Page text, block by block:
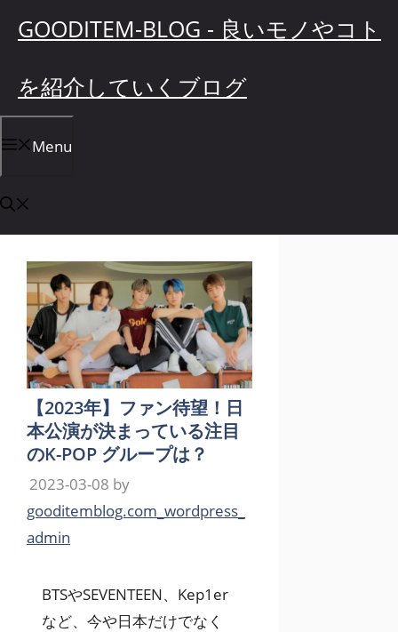
ツ
へ
ス
キ
GOODITEM-BLOG - 良いモノやコト
を紹介していくブログ
Menu
【2023年】ファン待望！日
本公演が決まっている注目
のK-POP グループは？
2023-03-08 by
gooditemblog.com_wordpress_
admin
BTSやSEVENTEEN、Kep1er
など、今や日本だけでなく